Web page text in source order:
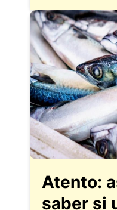
Atento:
saber si